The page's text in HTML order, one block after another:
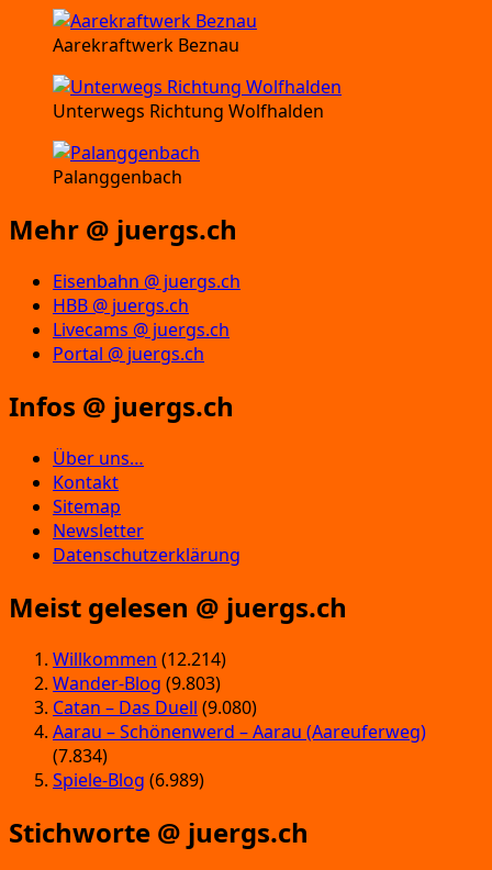
Aarekraftwerk Beznau
Unterwegs Richtung Wolfhalden
Palanggenbach
Mehr @ juergs.ch
Eisenbahn @ juergs.ch
HBB @ juergs.ch
Livecams @ juergs.ch
Portal @ juergs.ch
Infos @ juergs.ch
Über uns…
Kontakt
Sitemap
Newsletter
Datenschutzerklärung
Meist gelesen @ juergs.ch
Willkommen (12.214)
Wander-Blog (9.803)
Catan – Das Duell (9.080)
Aarau – Schönenwerd – Aarau (Aareuferweg)
(7.834)
Spiele-Blog (6.989)
Stichworte @ juergs.ch